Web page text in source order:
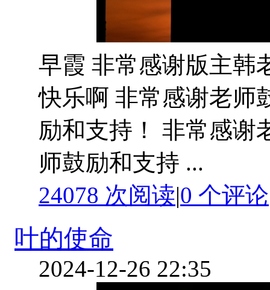
早霞 非常感谢版主韩
快乐啊 非常感谢老师
励和支持！ 非常感谢
师鼓励和支持 ...
24078 次阅读|0 个评论
叶的使命
2024-12-26 22:35